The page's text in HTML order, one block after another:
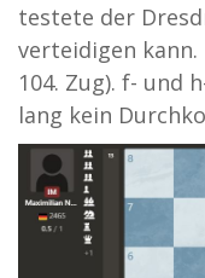
testete der
verteidigen kann.
104. Zug). f- und
lang kein